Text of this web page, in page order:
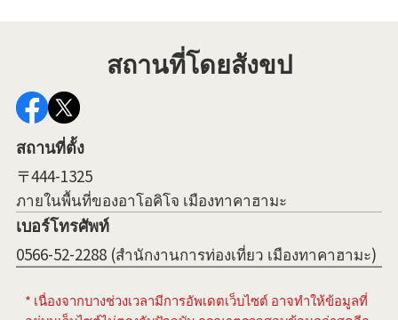
สถานที่โดยสังขป
สถานที่ตั้ง
〒444-1325
ภายในพื้นที่ของอาโอคิโจ เมืองทาคาฮามะ
เบอร์โทรศัพท์
0566-52-2288 (สำนักงานการท่องเที่ยว เมืองทาคาฮามะ)
* เนื่องจากบางช่วงเวลามีการอัพเดตเว็บไซต์ อาจทำให้ข้อมูลที่